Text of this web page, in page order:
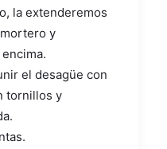
la extenderemos
y
el desagüe con
tornillos y